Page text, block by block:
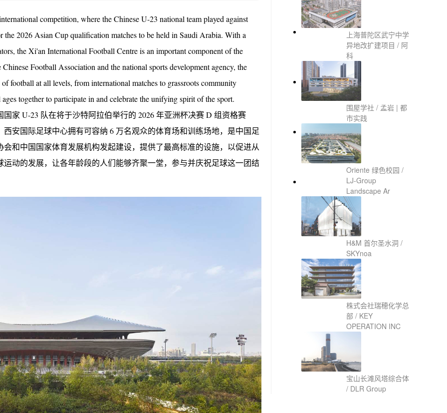
competition, where the Chinese U-23 national team played against
2026 Asian Cup qualification matches to be held in Saudi Arabia. With a
the Xi'an International Football Centre is an important component of the
Football Association and the national sports development agency, the
football at all levels, from international matches to grassroots community
together to participate in and celebrate the unifying spirit of the sport.
家 U-23 队在将于沙特阿拉伯举行的 2026 年亚洲杯决赛 D 组资格赛
安国际足球中心拥有可容纳 6 万名观众的体育场和训练场地，是中国足
和中国国家体育发展机构发起建设，提供了最高标准的设施，以促进从
动的发展，让各年龄段的人们能够齐聚一堂，参与并庆祝足球这一团结
上海普陀区武宁中学
异地改扩建项目 / 阿
科
围屋学社 / 孟岩 | 都
市实践
Oriente 绿色校园 /
LJ-Group
Landscape Ar
H&M 首尔圣水洞 /
SKYnoa
株式会社瑞穂化学总
部 / KEY
OPERATION INC
宝山长滩风塔综合体
/ DLR Group